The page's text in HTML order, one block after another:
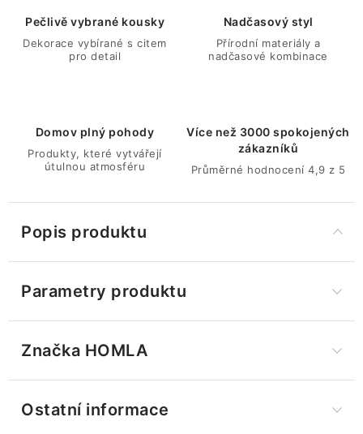
Pečlivě vybrané kousky
Dekorace vybírané s citem
pro detail
Nadčasový styl
Přírodní materiály a
nadčasové kombinace
Domov plný pohody
Produkty, které vytvářejí
útulnou atmosféru
Více než 3000 spokojených
zákazníků
Průměrné hodnocení 4,9 z 5
Popis produktu
Parametry produktu
Značka HOMLA
Ostatní informace